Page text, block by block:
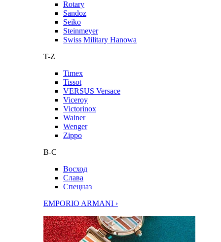
Rotary
Sandoz
Seiko
Steinmeyer
Swiss Military Hanowa
T-Z
Timex
Tissot
VERSUS Versace
Viceroy
Victorinox
Wainer
Wenger
Zippo
В-С
Восход
Слава
Спецназ
EMPORIO ARMANI ›